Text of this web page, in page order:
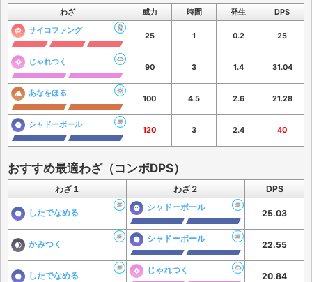
わざ 威力 時間 発生
DPS
サイコファング
25 1 0.2 25
じゃれつく
90 3 1.4 31.04
あなをほる
100 4.5 2.6 21.28
シャドーボール
120 3 2.4 40
おすすめ最適わざ（コンボDPS）
わざ１ わざ２ DPS
したでなめる
シャドーボール
25.03
かみつく
シャドーボール
22.55
したでなめる
じゃれつく
20.84